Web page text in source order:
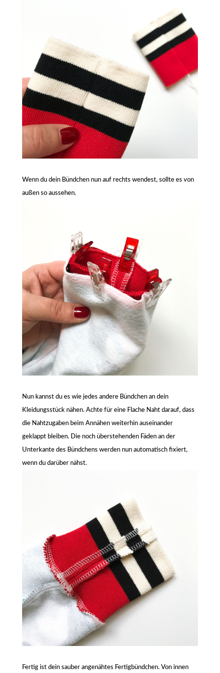
Wenn du dein Bündchen nun auf rechts wendest, sollte es von
außen so aussehen.
Nun kannst du es wie jedes andere Bündchen an dein
Kleidungsstück nähen. Achte für eine Flache Naht darauf, dass
die Nahtzugaben beim Annähen weiterhin auseinander
geklappt bleiben. Die noch überstehenden Fäden an der
Unterkante des Bündchens werden nun automatisch fixiert,
wenn du darüber nähst.
Fertig ist dein sauber angenähtes Fertigbündchen. Von innen